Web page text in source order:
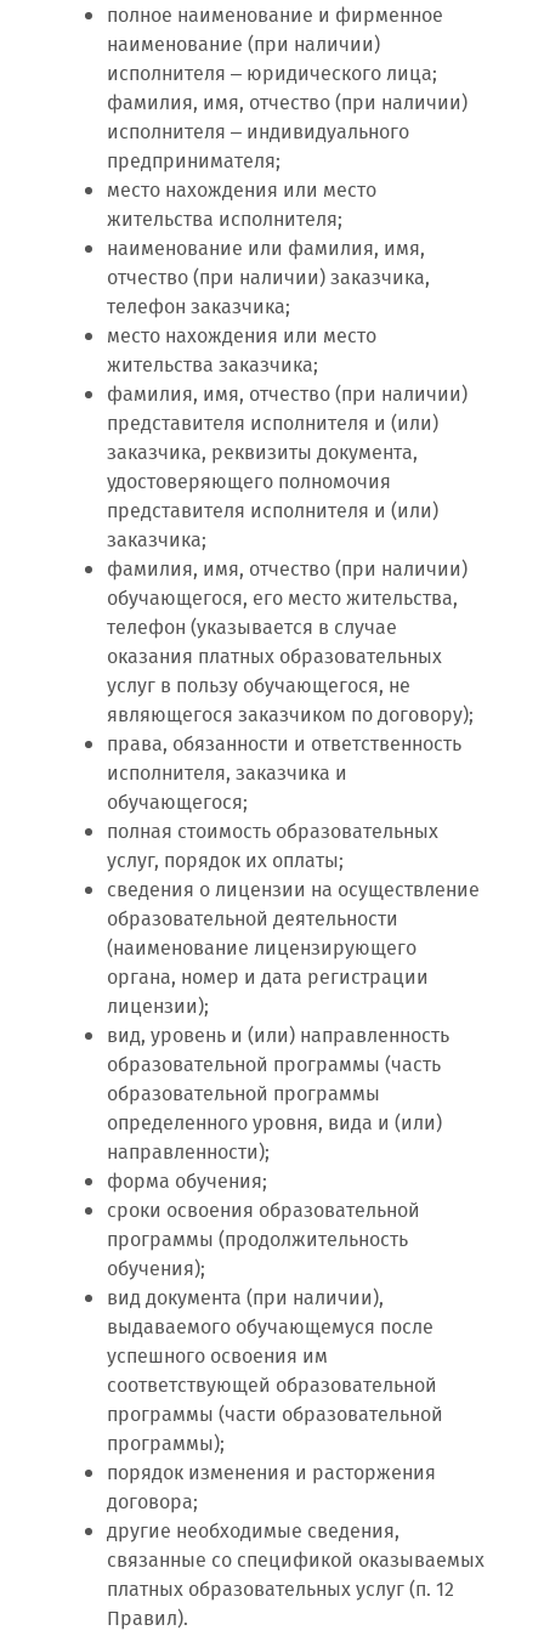
полное наименование и фирменное
наименование (при наличии)
исполнителя – юридического лица;
фамилия, имя, отчество (при наличии)
исполнителя – индивидуального
предпринимателя;
место нахождения или место
жительства исполнителя;
наименование или фамилия, имя,
отчество (при наличии) заказчика,
телефон заказчика;
место нахождения или место
жительства заказчика;
фамилия, имя, отчество (при наличии)
представителя исполнителя и (или)
заказчика, реквизиты документа,
удостоверяющего полномочия
представителя исполнителя и (или)
заказчика;
фамилия, имя, отчество (при наличии)
обучающегося, его место жительства,
телефон (указывается в случае
оказания платных образовательных
услуг в пользу обучающегося, не
являющегося заказчиком по договору);
права, обязанности и ответственность
исполнителя, заказчика и
обучающегося;
полная стоимость образовательных
услуг, порядок их оплаты;
сведения о лицензии на осуществление
образовательной деятельности
(наименование лицензирующего
органа, номер и дата регистрации
лицензии);
вид, уровень и (или) направленность
образовательной программы (часть
образовательной программы
определенного уровня, вида и (или)
направленности);
форма обучения;
сроки освоения образовательной
программы (продолжительность
обучения);
вид документа (при наличии),
выдаваемого обучающемуся после
успешного освоения им
соответствующей образовательной
программы (части образовательной
программы);
порядок изменения и расторжения
договора;
другие необходимые сведения,
связанные со спецификой оказываемых
платных образовательных услуг (п. 12
Правил).